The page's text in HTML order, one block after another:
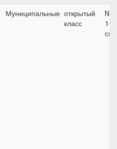
Муниципальные открытый
класс
100
см